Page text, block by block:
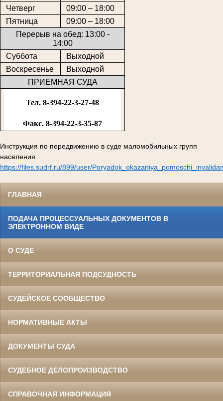
Четверг
09:00 – 18:00
Пятница
09:00 – 18:00
Перерыв на обед: 13:00 -
14:00
Суббота
Выходной
Воскресенье
Выходной
ПРИЕМНАЯ СУДА
Тел. 8-394-22-3-27-48
Факс. 8-394-22-3-35-87
Инструкция по передвижению в суде маломобильных групп
населения
https://files.sudrf.ru/899/user/
ГЛАВНАЯ
ПОДАЧА ПРОЦЕССУАЛЬНЫХ ДОКУМЕНТОВ В
ЭЛЕКТРОННОМ ВИДЕ
О СУДЕ
ТЕРРИТОРИАЛЬНАЯ ПОДСУДНОСТЬ
СУДЕЙСКОЕ СООБЩЕСТВО
НОРМАТИВНЫЕ АКТЫ
ДОКУМЕНТЫ СУДА
СУДЕБНОЕ ДЕЛОПРОИЗВОДСТВО
СПРАВОЧНАЯ ИНФОРМАЦИЯ